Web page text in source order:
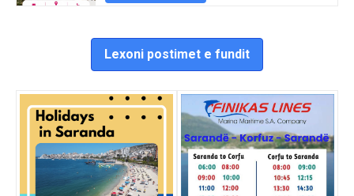
Lexoni postimet e fundit